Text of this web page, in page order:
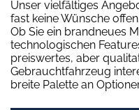
Unser vielfältiges
fast keine Wünsche offen.
Ob Sie ein brandneues
technologischen
preiswertes, aber
Gebrauchtfahrzeug
breite Palette an